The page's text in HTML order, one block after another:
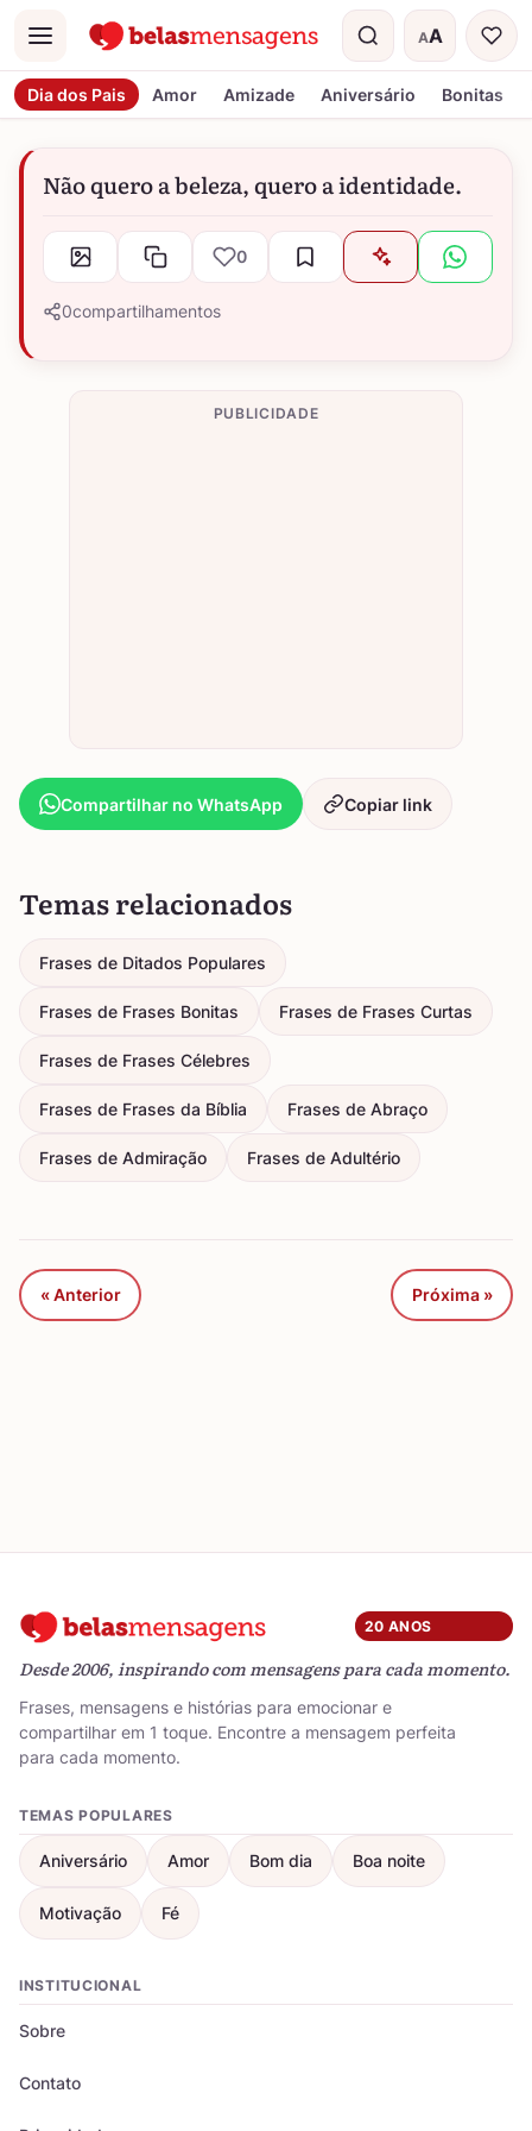
Menu AA
Tamanho do
Dia dos Pais Amor Amizade Aniversário Bonitas
Não quero a beleza, quero a identidade.
0
0compartilhamentos
PUBLICIDADE
Compartilhar no WhatsApp Copiar link
Temas relacionados
Frases de Ditados Populares
Frases de Frases Bonitas Frases de Frases Curtas
Frases de Frases Célebres
Frases de Frases da Bíblia Frases de Abraço
Frases de Admiração Frases de Adultério
« Anterior Próxima »
20 ANOS
Desde 2006, inspirando com mensagens para cada momento.
Frases, mensagens e histórias para emocionar e
compartilhar em 1 toque. Encontre a mensagem perfeita
para cada momento.
TEMAS POPULARES
Aniversário Amor Bom dia Boa noite
Motivação Fé
INSTITUCIONAL
Sobre
Contato